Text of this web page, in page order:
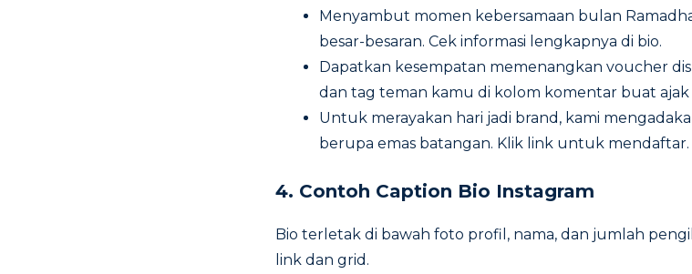
Menyambut momen kebersamaan bulan
besar-besaran. Cek informasi lengkapnya di bio.
Dapatkan kesempatan memenangkan voucher
dan tag teman kamu di kolom komentar buat ajak
Untuk merayakan hari jadi brand, kami
berupa emas batangan. Klik link untuk mendaftar.
4. Contoh Caption Bio Instagram
Bio terletak di bawah foto profil, nama, dan jumlah
link dan grid.